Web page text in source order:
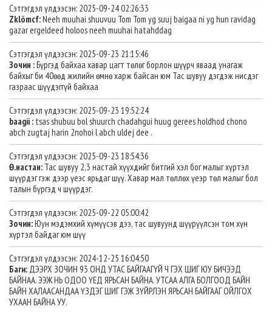
Сэтгэгдэл үлдээсэн: 2025-09-24 02:26:33
Zklömcf:Neeh muuhai shuuvuu Tom Tom yg suuj baigaa ni yg hun ravidag
gazar ergeldeed holoos neeh muuhai hatahddag
Сэтгэгдэл үлдээсэн: 2025-09-23 21:15:46
Зочин :Бүргэд байхаа хавар цагт төлөг борлон шүүрч яваад унагаж
байхыг би 40өөд жилийн өмнө харж байсан юм Тас шувуу дэгдэж нисдэг
газраас шүүдэггүй байхаа
Сэтгэгдэл үлдээсэн: 2025-09-23 19:52:24
baagii : tsas shubuu bol shuurch chadahgui huug gerees holdhod chono
abch zugtaj harin 2nohoi l abch uldej dee .
Сэтгэгдэл үлдээсэн: 2025-09-23 18:54:36
Ө.настан: Тас шувуу 2,3 настай хүүхдийг битгий хэл бог малыг хүртэл
шүүрдэг гэж дээр үеэс ярьдаг шүү. Хавар мал төллөх үеэр төл малыг бол
талын бүргэд ч шүүрдэг.
Сэтгэгдэл үлдээсэн: 2025-09-22 05:00:42
Зочин:Юун мэдэмхий хүмүүсэв дээ, тас шувуунд шүүрүүлсэн том хүн
хүртэл байдаг юм шүү
Сэтгэгдэл үлдээсэн: 2024-12-25 16:04:50
Баги: ДЭЭРХ ЗОЧИН 93 ОНД УТАС БАЙГААГҮЙ Ч ГЭХ ШИГ ЮУ БИЧЭЭД
БАЙНАА. ЭЭЖ НЬ ОДОО ҮЕД ЯРЬСАН БАЙНА. УТСАА АЛГА БОЛГООД БАЙН
БАЙН ХАЛААСАНДАА ҮЗДЭГ ШИГ ГЭЖ ЗҮЙРЛЭН ЯРЬСАН БАЙГААГ ОЙЛГОХ
УХААН БАЙНА УУ.